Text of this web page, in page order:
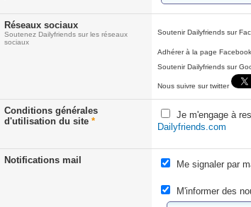
Réseaux sociaux
Soutenez Dailyfriends sur les réseaux
sociaux
Soutenir Dailyfriends sur
Adhérer à la page
Soutenir Dailyfriends sur
Nous suivre sur twitter
Conditions générales
d'utilisation du site *
Je m'engage à
Dailyfriends.com
Notifications mail Me signaler par
M'informer des